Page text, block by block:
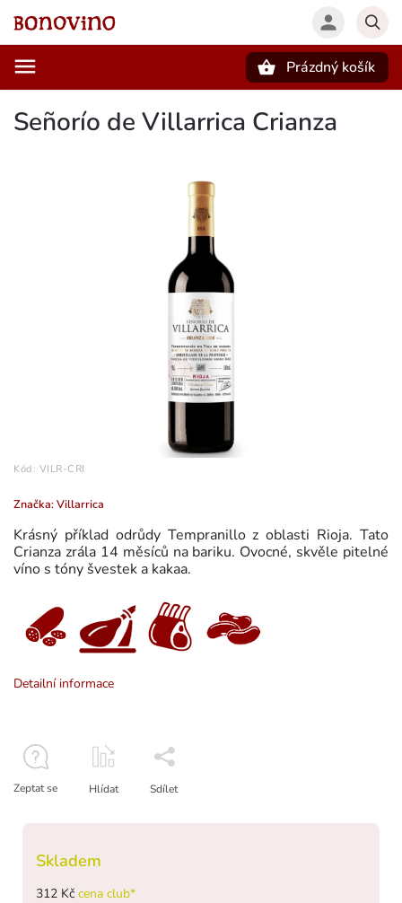
Prázdný košík
Señorío de Villarrica Crianza
Kód: VILR-CRI
Značka:Villarrica
312 Kč cena club*
Skladem
Krásný příklad odrůdy Tempranillo z oblasti Rioja. Tato
Crianza zrála 14 měsíců na bariku. Ovocné, skvěle pitelné
víno s tóny švestek a kakaa.
Detailní informace
Zeptat se Hlídat Sdílet